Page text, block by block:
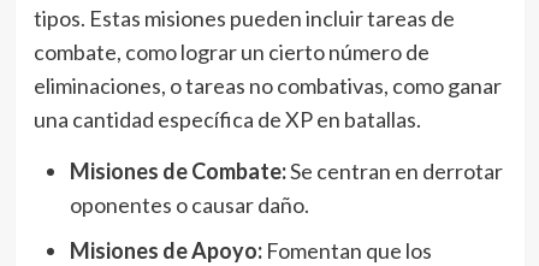
tipos. Estas misiones pueden incluir tareas de
combate, como lograr un cierto número de
eliminaciones, o tareas no combativas, como ganar
una cantidad específica de XP en batallas.
Misiones de Combate:Se centran en derrotar
oponentes o causar daño.
Misiones de Apoyo:Fomentan que los